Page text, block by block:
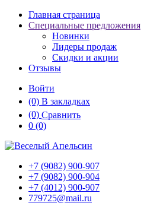
Главная страница
Специальные предложения
Новинки
Лидеры продаж
Скидки и акции
Отзывы
Войти
(0) В закладках
(0) Сравнить
0 (0)
+7 (9082) 900-907
+7 (9082) 900-904
+7 (4012) 900-907
779725@mail.ru